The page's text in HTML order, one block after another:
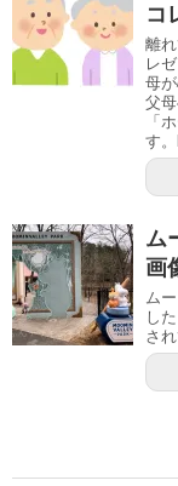
コ
離
レ
母
父
「
す
ム
画
ム
し
さ